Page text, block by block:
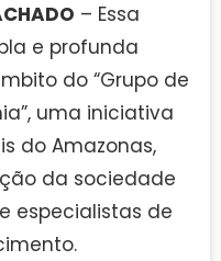
– Essa
e profunda
do “Grupo de
uma iniciativa
do Amazonas,
da sociedade
especialistas de